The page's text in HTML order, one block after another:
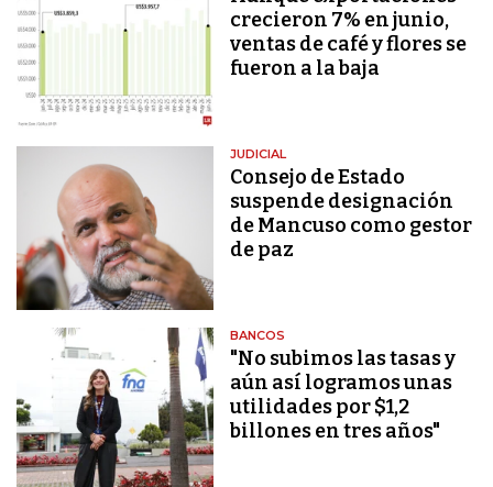
crecieron 7% en junio,
ventas de café y flores se
fueron a la baja
JUDICIAL
Consejo de Estado
suspende designación
de Mancuso como gestor
de paz
BANCOS
"No subimos las tasas y
aún así logramos unas
utilidades por $1,2
billones en tres años"